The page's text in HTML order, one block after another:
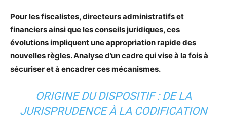
Pour les fiscalistes, directeurs administratifs et
financiers ainsi que les conseils juridiques, ces
évolutions impliquent une appropriation rapide des
nouvelles règles. Analyse d’un cadre qui vise à la fois à
sécuriser et à encadrer ces mécanismes.
ORIGINE DU DISPOSITIF : DE LA
JURISPRUDENCE À LA CODIFICATION